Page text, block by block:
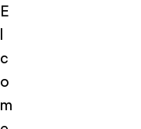
E
l
c
o
m